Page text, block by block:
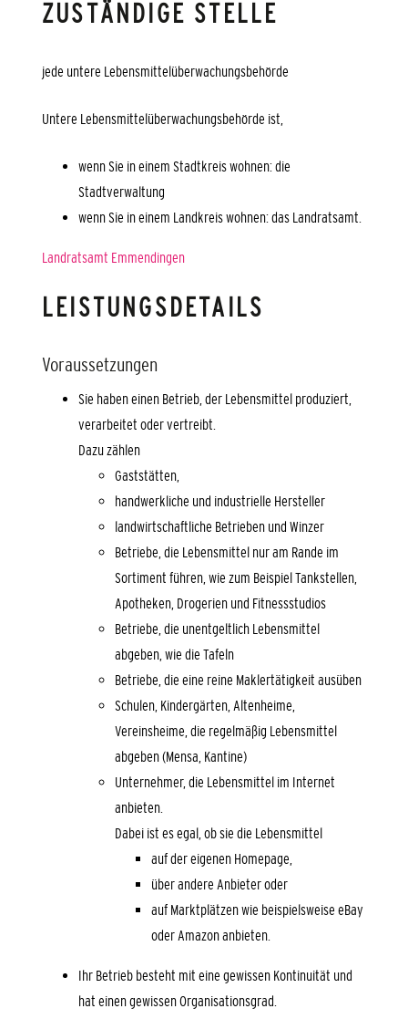
ZUSTÄNDIGE STELLE
jede untere Lebensmittelüberwachungsbehörde
Untere Lebensmittelüberwachungsbehörde ist,
wenn Sie in einem Stadtkreis wohnen: die
Stadtverwaltung
wenn Sie in einem Landkreis wohnen: das Landratsamt.
Landratsamt Emmendingen
LEISTUNGSDETAILS
Voraussetzungen
Sie haben einen Betrieb, der Lebensmittel produziert,
verarbeitet oder vertreibt.
Dazu zählen
Gaststätten,
handwerkliche und industrielle Hersteller
landwirtschaftliche Betrieben und Winzer
Betriebe, die Lebensmittel nur am Rande im
Sortiment führen, wie zum Beispiel Tankstellen,
Apotheken, Drogerien und Fitnessstudios
Betriebe, die unentgeltlich Lebensmittel
abgeben, wie die Tafeln
Betriebe, die eine reine Maklertätigkeit ausüben
Schulen, Kindergärten, Altenheime,
Vereinsheime, die regelmäßig Lebensmittel
abgeben (Mensa, Kantine)
Unternehmer, die Lebensmittel im Internet
anbieten.
Dabei ist es egal, ob sie die Lebensmittel
auf der eigenen Homepage,
über andere Anbieter oder
auf Marktplätzen wie beispielsweise eBay
oder Amazon anbieten.
Ihr Betrieb besteht mit eine gewissen Kontinuität und
hat einen gewissen Organisationsgrad.